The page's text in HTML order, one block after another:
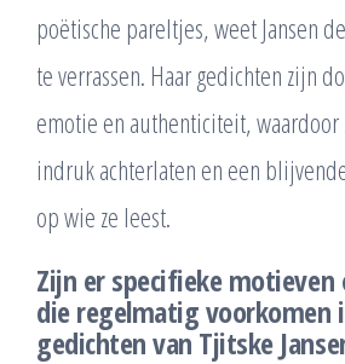
poëtische pareltjes, weet Jansen
te verrassen. Haar gedichten zijn
emotie en authenticiteit, waardoor
indruk achterlaten en een
op wie ze leest.
Zijn er specifieke
die regelmatig voorkomen
gedichten van Tjitske